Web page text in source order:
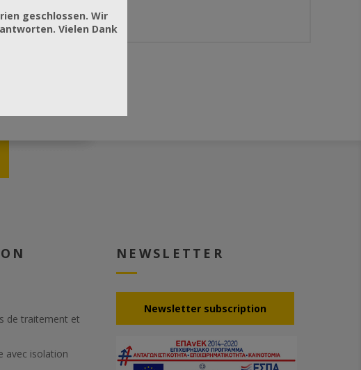
de traitement et
avec isolation
NEWSLETTER
Νewsletter subscription
geschlossen. Wir
Vielen Dank